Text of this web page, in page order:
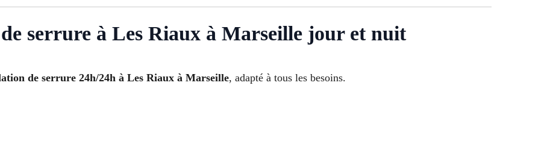
serrure à Les Riaux à Marseille jour et nuit
de serrure 24h/24h à Les Riaux à Marseille, adapté à tous les besoins.